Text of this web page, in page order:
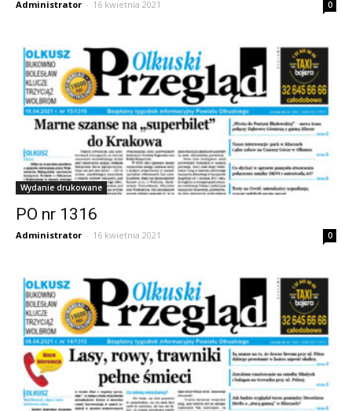
Administrator - 16 kwietnia 2021 0
Wydanie drukowane
PO nr 1316
Administrator - 16 kwietnia 2021 0